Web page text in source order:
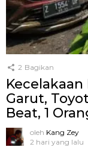
2 Bagikan
Garut,
Beat, 1
oleh Kang Zey
2 hari yang lalu